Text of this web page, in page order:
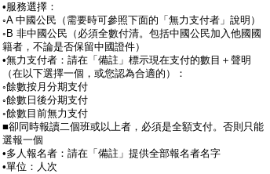
•服務選擇：
◦A 中國公民（需要時可參照下面的「無力支付者」說明）
◦B 非中國公民（必須全數付清。包括中國公民加入他國國
籍者，不論是否保留中國證件）
•無力支付者：請在「備註」標示現在支付的數目＋聲明
（在以下選擇一個，或您認為合適的）：
◦餘數按月分期支付
◦餘數日後分期支付
◦餘數目前無力支付
■卻同時報讀二個班或以上者，必須是全額支付。否則只能
選報一個
•多人報名者：請在「備註」提供全部報名者名字
•單位：人次